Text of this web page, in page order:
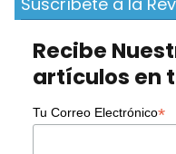
Recibe
artículos en
Tu Correo Electrónico*